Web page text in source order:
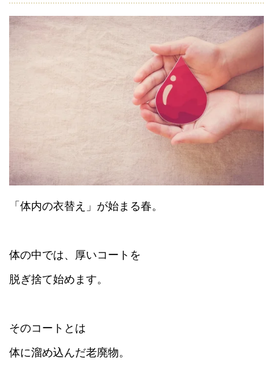
「体内の衣替え」が始まる春。
体の中では、厚いコートを
脱ぎ捨て始めます。
そのコートとは
体に溜め込んだ老廃物。